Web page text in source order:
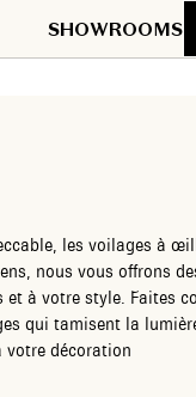
SHOWROOMS
les voilages à
nous vous offrons
à votre style. Faites
qui tamisent la
votre décoration